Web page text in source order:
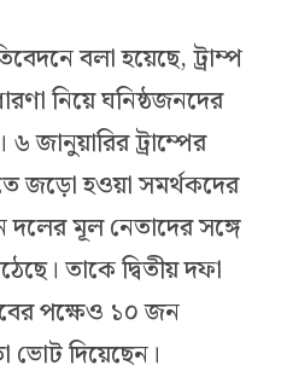
বলা হয়েছে, ট্রাম্প
নিয়ে ঘনিষ্ঠজনদের
জানুয়ারির ট্রাম্পের
জড়ো হওয়া সমর্থকদের
দলের মূল নেতাদের সঙ্গে
তাকে দ্বিতীয় দফা
পক্ষেও ১০ জন
ভোট দিয়েছেন।